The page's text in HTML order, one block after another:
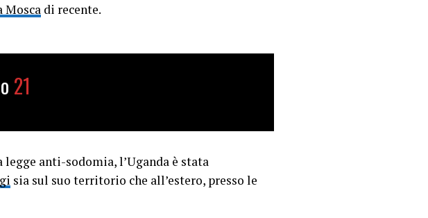
Mosca di recente.
21
legge anti-sodomia, l’Uganda è stata
sia sul suo territorio che all’estero, presso le